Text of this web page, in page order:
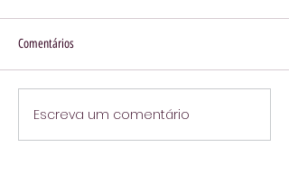
Comentários
Escreva um comentário